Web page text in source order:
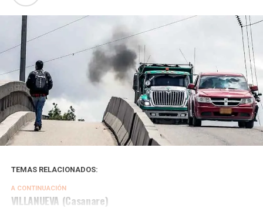
TEMAS RELACIONADOS:
A CONTINUACIÓN
VILLANUEVA (Casanare)